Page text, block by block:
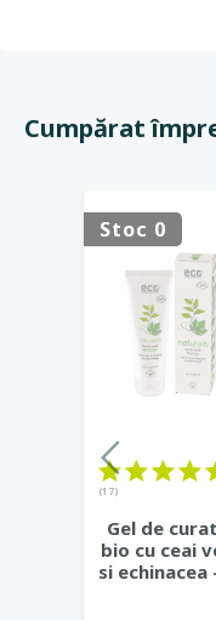
Cumpărat
Stoc 0
(17)
Gel de
bio cu ceai
si echinacea